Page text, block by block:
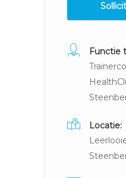
Functie
Locatie: